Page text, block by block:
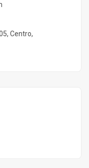
Centro,